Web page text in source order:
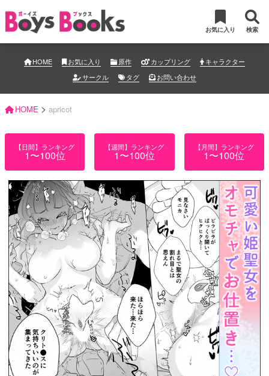
お気に入り 検索
HOME お気に入り 原作 カップリング
キャラクター
サークル
タグ お問い合わせ
HOME > apricot
【日間】ランキング
1〜100位
【週間】ランキング
1〜100位
【月間】ランキング
1〜100位